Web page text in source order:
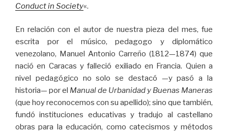
Conduct in Society«.
En relación con el autor de nuestra pieza del mes, fue
escrita por el músico, pedagogo y diplomático
venezolano, Manuel Antonio Carreño (1812—1874) que
nació en Caracas y falleció exiliado en Francia. Quien a
nivel pedagógico no solo se destacó —y pasó a la
historia— por el Manual de Urbanidad y Buenas Maneras
(que hoy reconocemos con su apellido); sino que también,
fundó instituciones educativas y tradujo al castellano
obras para la educación, como catecismos y métodos